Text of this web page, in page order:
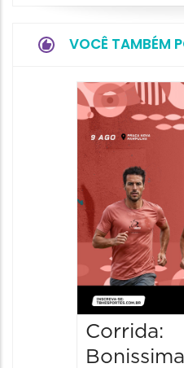
VOCÊ TAMBÉM
Corrida: